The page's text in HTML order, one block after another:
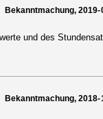
Bekanntmachung, 2019-
und des
Bekanntmachung, 2018-